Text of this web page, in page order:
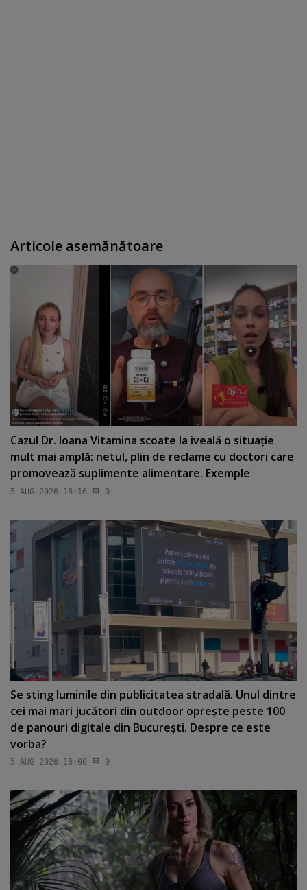
Articole asemănătoare
Cazul Dr. Ioana Vitamina scoate la iveală o situaţie
mult mai amplă: netul, plin de reclame cu doctori care
promovează suplimente alimentare. Exemple
5 AUG 2026 18:16 0
Se sting luminile din publicitatea stradală. Unul dintre
cei mai mari jucători din outdoor opreşte peste 100
de panouri digitale din Bucureşti. Despre ce este
vorba?
5 AUG 2026 16:00 0